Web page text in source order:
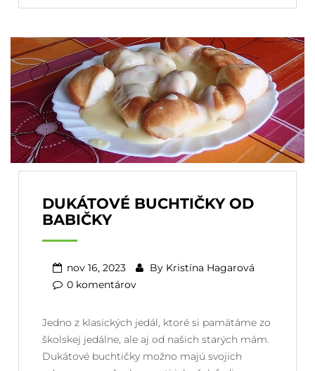
DUKÁTOVÉ BUCHTIČKY OD
BABIČKY
nov 16, 2023 By Kristína Hagarová
0 komentárov
Jedno z klasických jedál, ktoré si pamätáme zo
školskej jedálne, ale aj od našich starých mám.
Dukátové buchtičky možno majú svojich